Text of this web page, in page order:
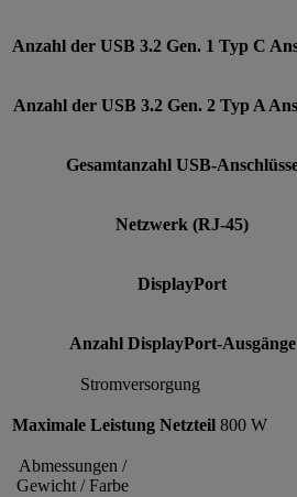
Anzahl der USB 3.2 Gen. 1 Typ C
Anzahl der USB 3.2 Gen. 2 Typ A
Gesamtanzahl USB-
Netzwerk (RJ-45)
DisplayPort
Anzahl DisplayPort-Ausgänge
Stromversorgung
Maximale Leistung Netzteil 800 W
Abmessungen /
Gewicht / Farbe